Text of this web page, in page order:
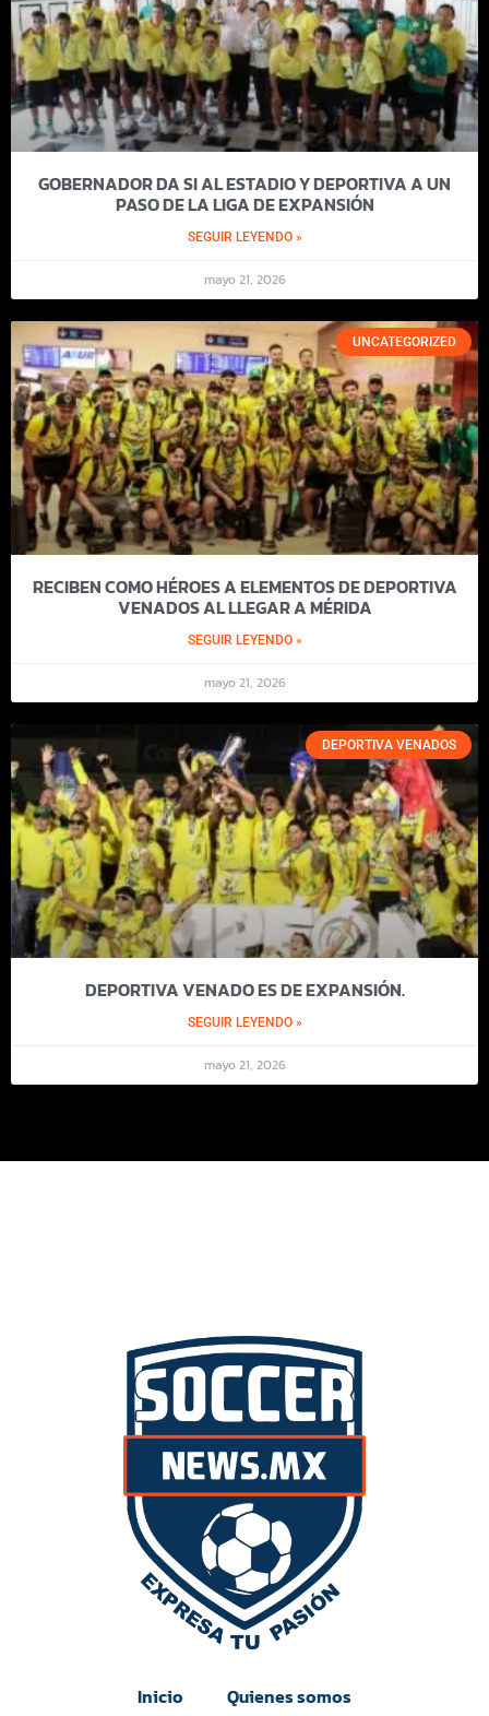
GOBERNADOR DA SI AL ESTADIO Y DEPORTIVA A UN
PASO DE LA LIGA DE EXPANSIÓN
SEGUIR LEYENDO »
mayo 21, 2026
UNCATEGORIZED
RECIBEN COMO HÉROES A ELEMENTOS DE DEPORTIVA
VENADOS AL LLEGAR A MÉRIDA
SEGUIR LEYENDO »
mayo 21, 2026
DEPORTIVA VENADOS
DEPORTIVA VENADO ES DE EXPANSIÓN.
SEGUIR LEYENDO »
mayo 21, 2026
Inicio Quienes somos